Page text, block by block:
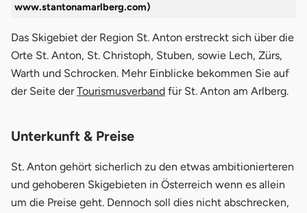
www.stantonamarlberg.com)
Das Skigebiet der Region St. Anton erstreckt sich über die
Orte St. Anton, St. Christoph, Stuben, sowie Lech, Zürs,
Warth und Schrocken. Mehr Einblicke bekommen Sie auf
der Seite derTourismusverband für St. Anton am Arlberg.
Unterkunft & Preise
St. Anton gehört sicherlich zu den etwas ambitionierteren
und gehoberen Skigebieten in Österreich wenn es allein
um die Preise geht. Dennoch soll dies nicht abschrecken,